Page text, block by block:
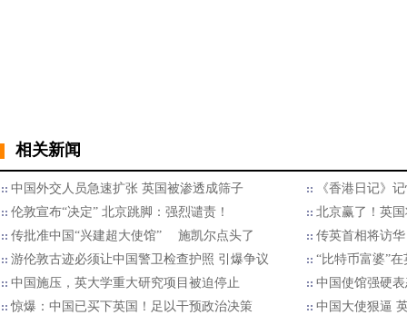
相关新闻
中国外交人员急速扩张 英国被渗透成筛子
《香港日记》
伦敦宣布“决定” 北京跳脚：强烈谴责！
北京赢了！英
传批准中国“兴建超大使馆” 施凯尔点头了
传英首相将访
游伦敦古迹必须让中国警卫检查护照 引爆争议
“比特币富婆”
中国施压，英大学重大研究项目被迫停止
中国使馆强硬
惊爆：中国已买下英国！足以干预政治决策
中国大使狠逼